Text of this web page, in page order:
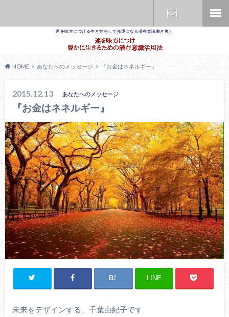
運を味方につける生き方をして強運になる潜在意識書き換え
HOME あなたへのメッセージ 『お金はネネルギー』
2015.12.13 あなたへのメッセージ
『お金はネネルギー』
LINE
未来をデザインする、千葉由紀子です